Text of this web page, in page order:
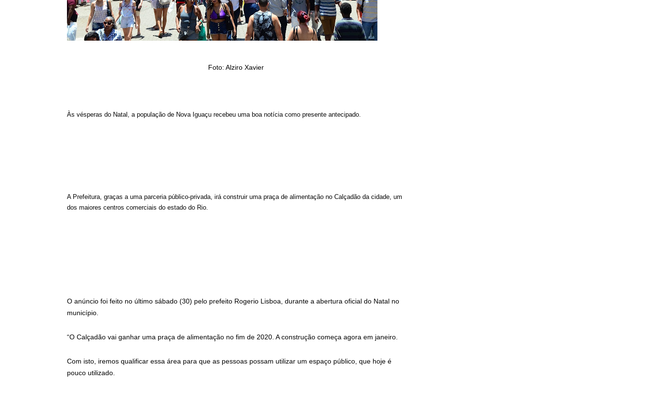
Foto: Alziro Xavier
Às vésperas do Natal, a população de Nova Iguaçu recebeu uma boa notícia como presente antecipado.
A Prefeitura, graças a uma parceria público-privada, irá construir uma praça de alimentação no Calçadão da cidade, um
dos maiores centros comerciais do estado do Rio.
O anúncio foi feito no último sábado (30) pelo prefeito Rogerio Lisboa, durante a abertura oficial do Natal no
município.
“O Calçadão vai ganhar uma praça de alimentação no fim de 2020. A construção começa agora em janeiro.
Com isto, iremos qualificar essa área para que as pessoas possam utilizar um espaço público, que hoje é
pouco utilizado.